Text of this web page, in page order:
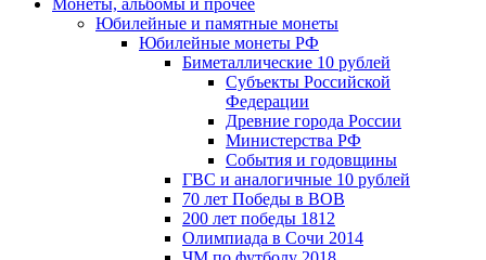
Юбилейные и памятные монеты
Юбилейные монеты РФ
Биметаллические 10 рублей
Субъекты Российской
Федерации
Древние города России
Министерства РФ
События и годовщины
ГВС и аналогичные 10 рублей
70 лет Победы в ВОВ
200 лет победы 1812
Олимпиада в Сочи 2014